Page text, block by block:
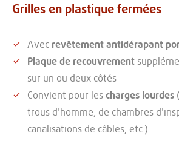
Grilles en plastique fermées
Avec revêtement antidérapant
Plaque de recouvrement
sur un ou deux côtés
Convient pour lescharges lourdes
trous d'homme, de chambres
canalisations de câbles, etc.)